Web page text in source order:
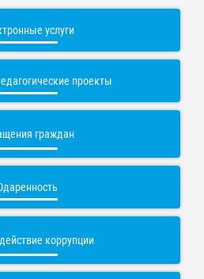
услуги
проекты
граждан
коррупции